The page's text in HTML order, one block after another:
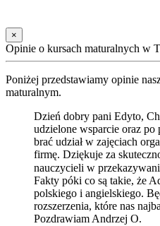
×
Opinie o kursach maturalnych w
Poniżej przedstawiamy opinie
maturalnym.
Dzień dobry pani Edyto,
udzielone wsparcie oraz po
brać udział w zajęciach
firmę. Dziękuje za
nauczycieli w
Fakty póki co są takie, że
polskiego i angielskiego.
rozszerzenia, które nas
Pozdrawiam Andrzej O.